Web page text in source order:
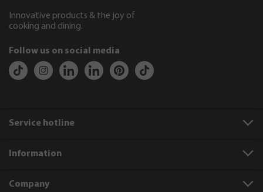
Innovative products & the joy of
cooking and dining.
Follow us on social media
Service hotline
Information
Company